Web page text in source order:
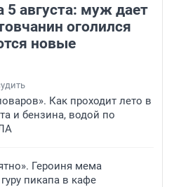
августа: муж дает
оголился
новые
Как проходит лето в
и бензина, водой по
Героиня мема
пикапа в кафе